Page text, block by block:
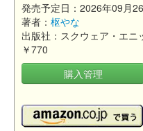
発売予定日：2026年09月
著者： 枢やな
出版社：スクウェア・エニ
￥770
購入管理